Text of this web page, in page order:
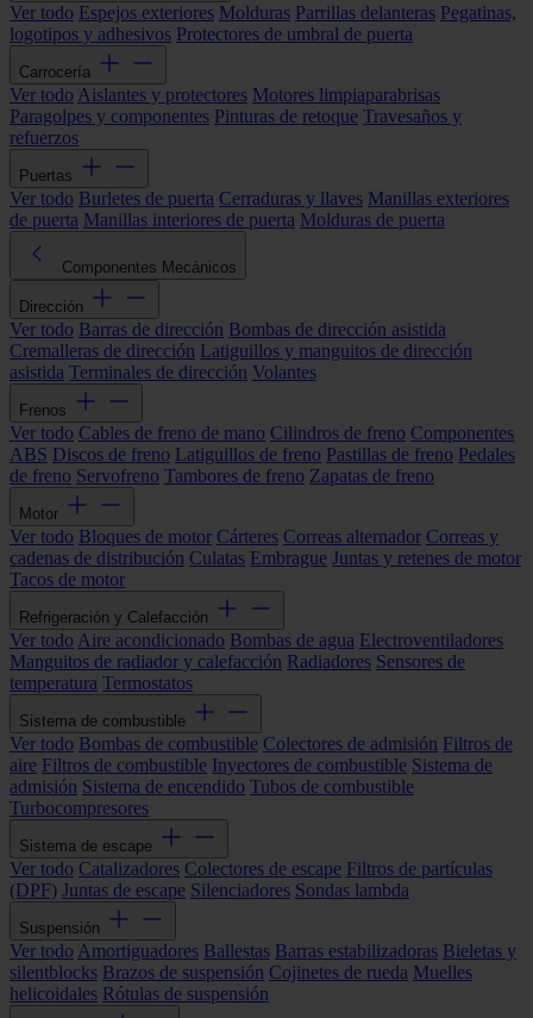
Ver todo Espejos exteriores Molduras Parrillas delanteras Pegatinas,
logotipos y adhesivos Protectores de umbral de puerta
Carrocería
Ver todo Aislantes y protectores Motores limpiaparabrisas
Paragolpes y componentes Pinturas de retoque Travesaños y
refuerzos
Puertas
Ver todo Burletes de puerta Cerraduras y llaves Manillas exteriores
de puerta Manillas interiores de puerta Molduras de puerta
Componentes Mecánicos
Dirección
Ver todo Barras de dirección Bombas de dirección asistida
Cremalleras de dirección Latiguillos y manguitos de dirección
asistida Terminales de dirección Volantes
Frenos
Ver todo Cables de freno de mano Cilindros de freno Componentes
ABS Discos de freno Latiguillos de freno Pastillas de freno Pedales
de freno Servofreno Tambores de freno Zapatas de freno
Motor
Ver todo Bloques de motor Cárteres Correas alternador Correas y
cadenas de distribución Culatas Embrague Juntas y retenes de motor
Tacos de motor
Refrigeración y Calefacción
Ver todo Aire acondicionado Bombas de agua Electroventiladores
Manguitos de radiador y calefacción Radiadores Sensores de
temperatura Termostatos
Sistema de combustible
Ver todo Bombas de combustible Colectores de admisión Filtros de
aire Filtros de combustible Inyectores de combustible Sistema de
admisión Sistema de encendido Tubos de combustible
Turbocompresores
Sistema de escape
Ver todo Catalizadores Colectores de escape Filtros de partículas
(DPF) Juntas de escape Silenciadores Sondas lambda
Suspensión
Ver todo Amortiguadores Ballestas Barras estabilizadoras Bieletas y
silentblocks Brazos de suspensión Cojinetes de rueda Muelles
helicoidales Rótulas de suspensión